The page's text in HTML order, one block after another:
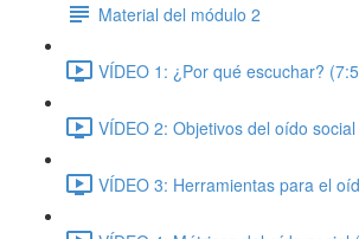
Material del módulo 2
VÍDEO 1: ¿Por qué escuchar?
VÍDEO 2: Objetivos del oído
VÍDEO 3: Herramientas para el